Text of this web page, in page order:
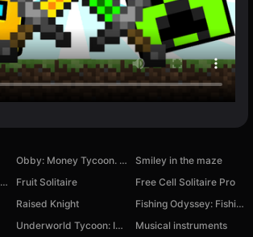
Obby: Money Tycoon. Tower to the Sky!
Smiley in the maze
Bogdan Escape: Angry Bully
Fruit Solitaire
Free Cell Solitaire Pro
Raised Knight
Fishing Odyssey: Fishing Simulator
Underworld Tycoon: Idle Clicker
Musical instruments